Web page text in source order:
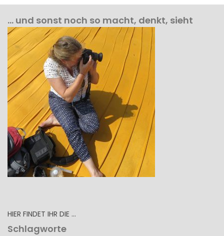
… und sonst noch so macht, denkt, sieht
HIER FINDET IHR DIE …
Schlagworte